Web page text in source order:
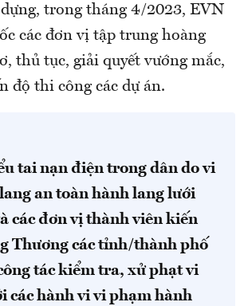
dựng, trong tháng 4/2023, EVN
các đơn vị tập trung hoàng
thủ tục, giải quyết vướng mắc,
độ thi công các dự án.
tai nạn điện trong dân do vi
an toàn hành lang lưới
các đơn vị thành viên kiến
Thương các tỉnh/thành phố
tác kiểm tra, xử phạt vi
các hành vi vi phạm hành